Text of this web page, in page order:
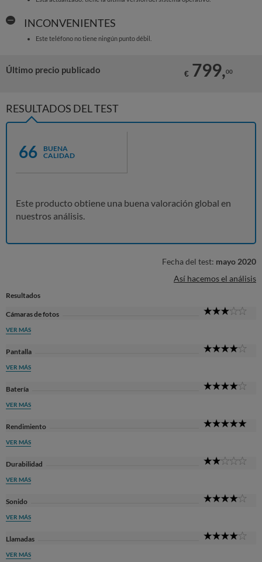
INCONVENIENTES
Este teléfono no tiene ningún punto débil.
Último precio publicado € 799,00
RESULTADOS DEL TEST
66
BUENA
CALIDAD
Este producto obtiene una buena valoración global en
nuestros análisis.
Fecha del test: mayo 2020
Así hacemos el análisis
Resultados
Cámaras de fotos
VER MÁS
Pantalla
VER MÁS
Batería
VER MÁS
Rendimiento
VER MÁS
Durabilidad
VER MÁS
Sonido
VER MÁS
Llamadas
VER MÁS